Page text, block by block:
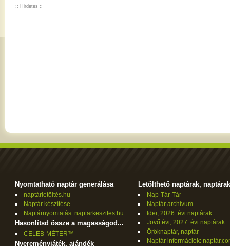
:: Hirdetés ::
Nyomtatható naptár generálása
naptárletöltés.hu
Naptár készítése
Naptárnyomtatás: naptarkeszites.hu
Hasonlítsd össze a magasságod...
CELEB-MÉTER™
Nyereményjáték, ajándék
Letölthető naptárak, naptárak
Nap-Tár-Tár
Naptár archívum
Idei, 2026. évi naptárak
Jövő évi, 2027. évi naptárak
Öröknaptár, naptár
Naptár információk: